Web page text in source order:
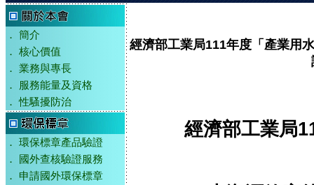
．
簡介
．
核心價值
．
業務與專長
．
服務能量及資格
．
性騷擾防治
．
環保標章產品驗證
．
國外查核驗證服務
．
申請國外環保標章
經濟部工業局111年度「產業用
經濟部工業局